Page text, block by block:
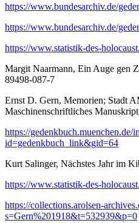
https://www.bundesarchiv.de/
https://www.bundesarchiv.de/
https://www.statistik-des-
Margit Naarmann, Ein Auge gen
89498-087-7
Ernst D. Gern, Memorien; Stadt
Maschinenschriftliches
https://gedenkbuch.muenchen.de/
id=gedenkbuch_link&gid=64
Kurt Salinger, Nächstes Jahr im
https://www.statistik-des-
https://collections.arolsen-
s=Gern%201918&t=532939&p=0